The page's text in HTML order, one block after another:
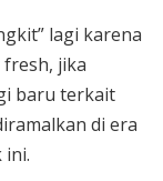
lagi karena
jika
baru terkait
di era
ini.